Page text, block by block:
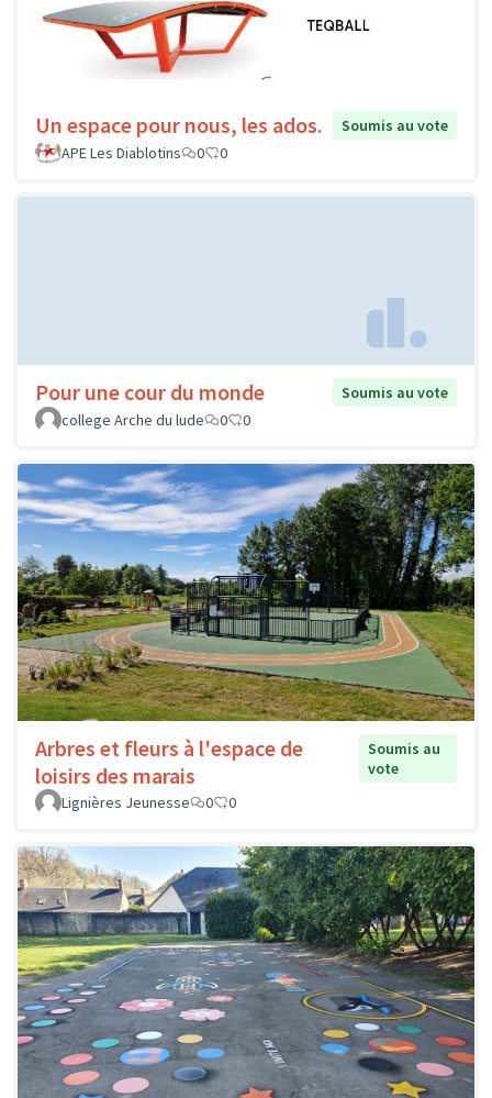
Un espace pour nous, les ados.
Soumis au vote
APE Les Diablotins
0 0
Pour une cour du monde
Soumis au vote
college Arche du lude
0 0
Arbres et fleurs à l'espace de
loisirs des marais
Soumis au
vote
Lignières Jeunesse
0 0